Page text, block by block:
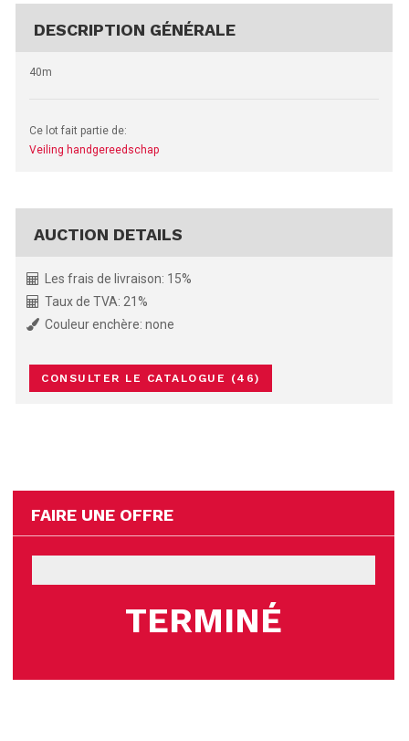
DESCRIPTION GÉNÉRALE
40m
Ce lot fait partie de:
Veiling handgereedschap
AUCTION DETAILS
Les frais de livraison: 15%
Taux de TVA: 21%
Couleur enchère: none
CONSULTER LE CATALOGUE (46)
FAIRE UNE OFFRE
TERMINÉ